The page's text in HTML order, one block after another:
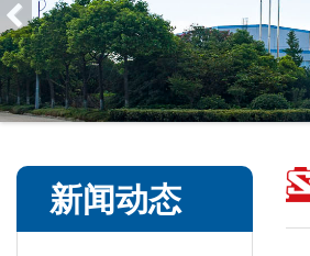
新闻动态